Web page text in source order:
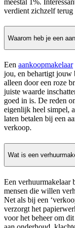
meestal 1%.
verdient zichzelf terug
Waarom heb je een
Een aankoopmakelaar
jou, en behartigt jouw
alleen door een roze
juiste waarde
goed in is. De reden
eigenlijk heel simpel,
laten betalen bij een
verkoop.
Wat is een
Een verhuurmakelaar
mensen die willen
Net als bij een
verzorgt het
voor het beheer om